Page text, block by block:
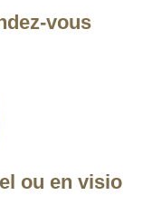
vous
ou en visio